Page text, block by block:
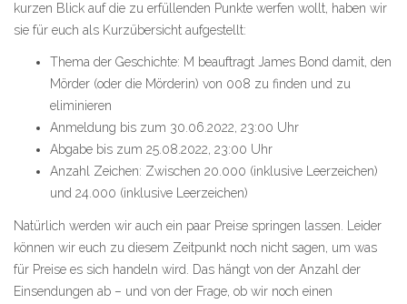
kurzen Blick auf die zu erfüllenden Punkte werfen wollt, haben wir
sie für euch als Kurzübersicht aufgestellt:
Thema der Geschichte: M beauftragt James Bond damit, den
Mörder (oder die Mörderin) von 008 zu finden und zu
eliminieren
Anmeldung bis zum 30.06.2022, 23:00 Uhr
Abgabe bis zum 25.08.2022, 23:00 Uhr
Anzahl Zeichen: Zwischen 20.000 (inklusive Leerzeichen)
und 24.000 (inklusive Leerzeichen)
Natürlich werden wir auch ein paar Preise springen lassen. Leider
können wir euch zu diesem Zeitpunkt noch nicht sagen, um was
für Preise es sich handeln wird. Das hängt von der Anzahl der
Einsendungen ab – und von der Frage, ob wir noch einen